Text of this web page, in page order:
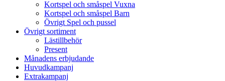
Kortspel och småspel Vuxna
Kortspel och småspel Barn
Övrigt Spel och pussel
Övrigt sortiment
Lästillbehör
Present
Månadens erbjudande
Huvudkampanj
Extrakampanj